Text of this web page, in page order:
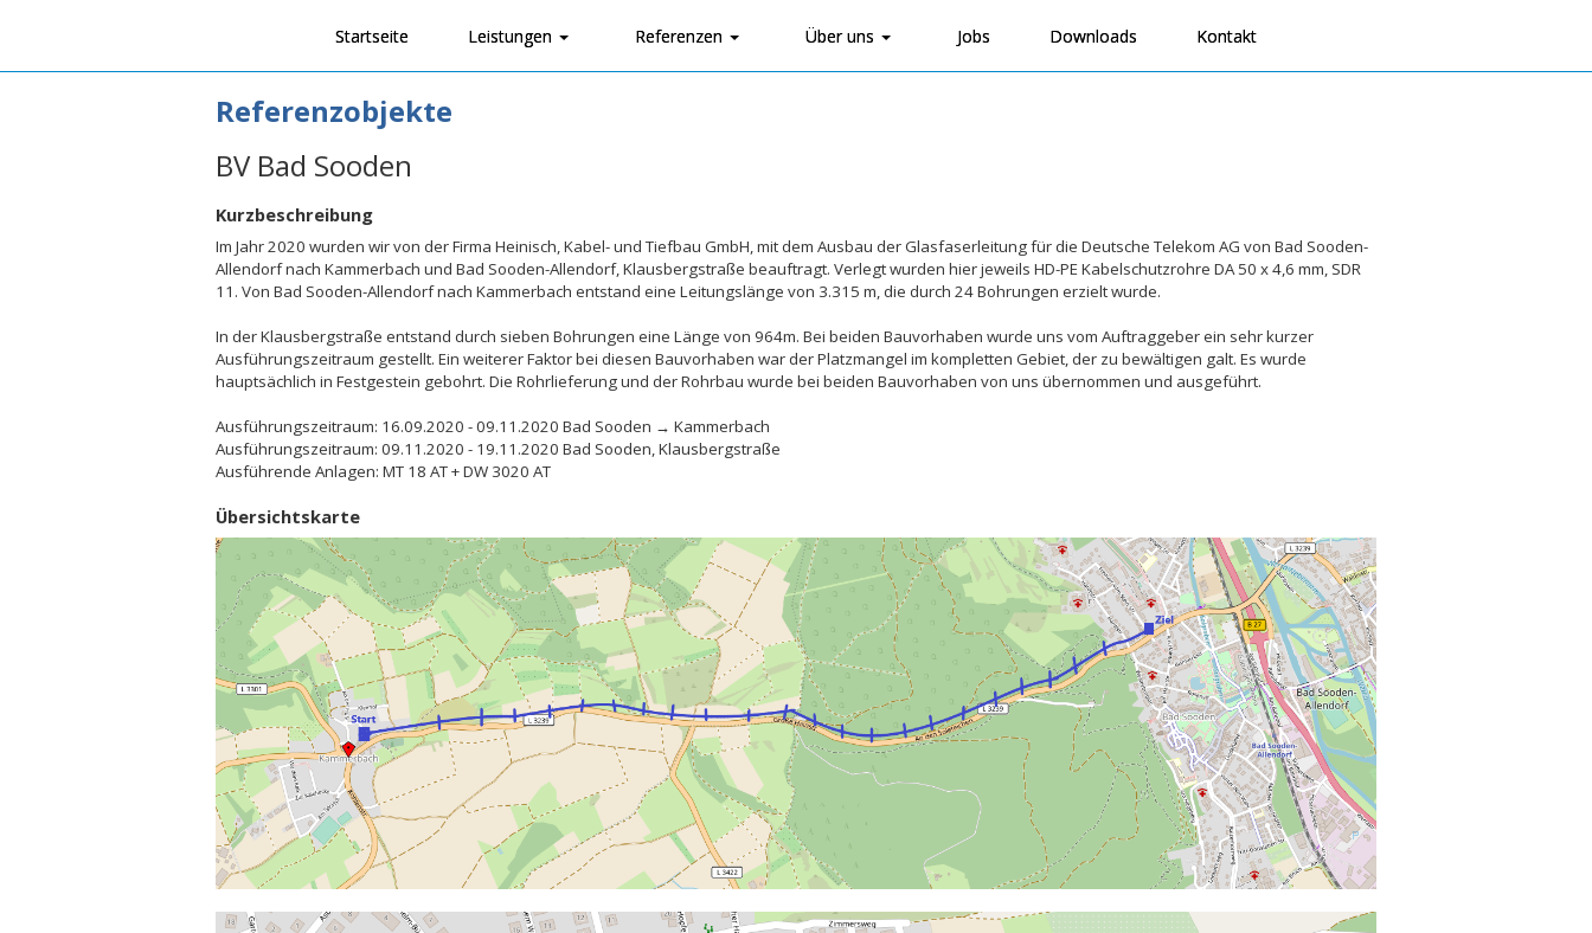
Startseite Leistungen Referenzen Über uns Jobs Downloads Kontakt
Referenzobjekte
BV Bad Sooden
Kurzbeschreibung
Im Jahr 2020 wurden wir von der Firma Heinisch, Kabel- und Tiefbau GmbH, mit dem Ausbau der Glasfaserleitung für die Deutsche Telekom AG von Bad Sooden-
Allendorf nach Kammerbach und Bad Sooden-Allendorf, Klausbergstraße beauftragt. Verlegt wurden hier jeweils HD-PE Kabelschutzrohre DA 50 x 4,6 mm, SDR
11. Von Bad Sooden-Allendorf nach Kammerbach entstand eine Leitungslänge von 3.315 m, die durch 24 Bohrungen erzielt wurde.
In der Klausbergstraße entstand durch sieben Bohrungen eine Länge von 964m. Bei beiden Bauvorhaben wurde uns vom Auftraggeber ein sehr kurzer
Ausführungszeitraum gestellt. Ein weiterer Faktor bei diesen Bauvorhaben war der Platzmangel im kompletten Gebiet, der zu bewältigen galt. Es wurde
hauptsächlich in Festgestein gebohrt. Die Rohrlieferung und der Rohrbau wurde bei beiden Bauvorhaben von uns übernommen und ausgeführt.
Ausführungszeitraum: 16.09.2020 - 09.11.2020 Bad Sooden → Kammerbach
Ausführungszeitraum: 09.11.2020 - 19.11.2020 Bad Sooden, Klausbergstraße
Ausführende Anlagen: MT 18 AT + DW 3020 AT
Übersichtskarte